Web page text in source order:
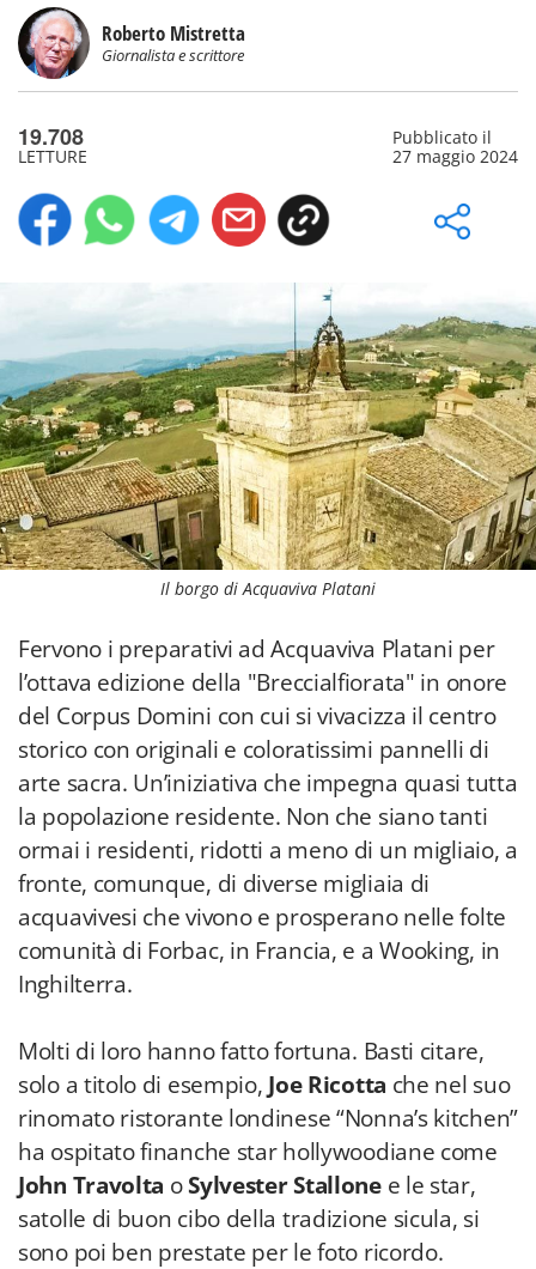
Roberto Mistretta
Giornalista e scrittore
19.708
LETTURE
Pubblicato il
27 maggio 2024
Il borgo di Acquaviva Platani
Fervono i preparativi ad Acquaviva Platani per
l’ottava edizione della "Breccialfiorata" in onore
del Corpus Domini con cui si vivacizza il centro
storico con originali e coloratissimi pannelli di
arte sacra. Un’iniziativa che impegna quasi tutta
la popolazione residente. Non che siano tanti
ormai i residenti, ridotti a meno di un migliaio, a
fronte, comunque, di diverse migliaia di
acquavivesi che vivono e prosperano nelle folte
comunità di Forbac, in Francia, e a Wooking, in
Inghilterra.
Molti di loro hanno fatto fortuna. Basti citare,
solo a titolo di esempio, Joe Ricotta che nel suo
rinomato ristorante londinese “Nonna’s kitchen”
ha ospitato finanche star hollywoodiane come
John Travolta oSylvester Stallone e le star,
satolle di buon cibo della tradizione sicula, si
sono poi ben prestate per le foto ricordo.